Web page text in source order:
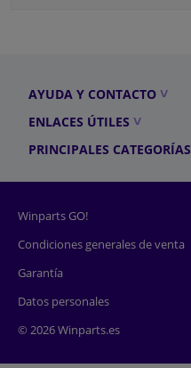
AYUDA Y CONTACTO
ENLACES ÚTILES
PRINCIPALES CATEGORÍAS
Winparts GO!
Condiciones generales de venta
Garantía
Datos personales
© 2026 Winparts.es